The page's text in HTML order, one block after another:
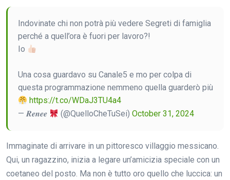
Indovinate chi non potrà più vedere Segreti di famiglia
perché a quell’ora è fuori per lavoro?!
Io
Una cosa guardavo su Canale5 e mo per colpa di
questa programmazione nemmeno quella guarderò più
https://t.co/WDaJ3TU4a4
— 𝑹𝒆𝒏𝒆𝒆
(@QuelloCheTuSei)October 31, 2024
Immaginate di arrivare in un pittoresco villaggio messicano.
Qui, un ragazzino, inizia a legare un’amicizia speciale con un
coetaneo del posto. Ma non è tutto oro quello che luccica: un